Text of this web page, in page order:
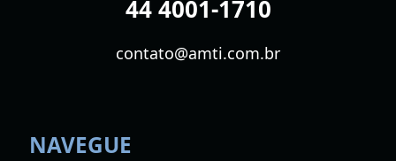
44 4001-1710
contato@amti.com.br
NAVEGUE